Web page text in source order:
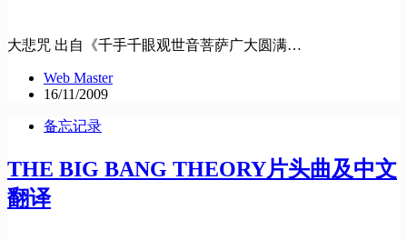
大悲咒 出自《千手千眼观世音菩萨广大圆满…
Web Master
16/11/2009
备忘记录
THE BIG BANG THEORY片头曲及中文
翻译